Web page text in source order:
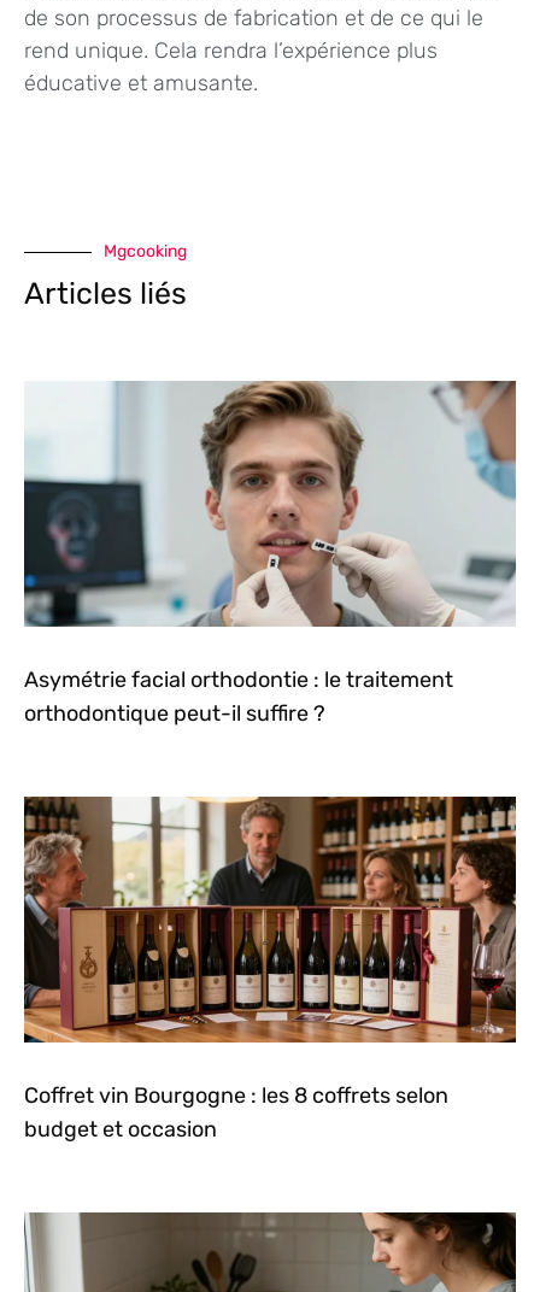
de son processus de fabrication et de ce qui le
rend unique. Cela rendra l’expérience plus
éducative et amusante.
Mgcooking
Articles liés
Asymétrie facial orthodontie : le traitement
orthodontique peut-il suffire ?
Coffret vin Bourgogne : les 8 coffrets selon
budget et occasion